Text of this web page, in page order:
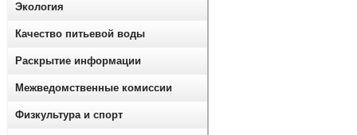
Экология
Качество питьевой воды
Раскрытие информации
Межведомственные комиссии
Физкультура и спорт